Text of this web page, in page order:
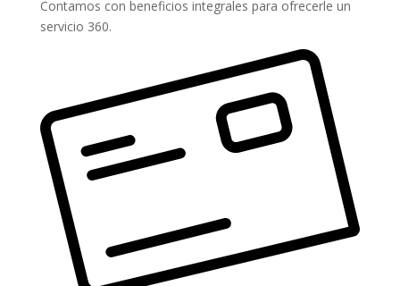
Contamos con beneficios integrales para ofrecerle un
servicio 360.